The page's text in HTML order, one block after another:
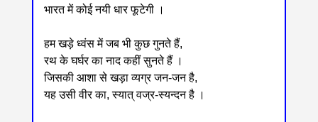
भारत में कोई नयी धार फूटेगी ।
हम खड़े ध्वंस में जब भी कुछ गुनते हैं,
रथ के घर्घर का नाद कहीं सुनते हैं ।
जिसकी आशा से खड़ा व्यग्र जन-जन है,
यह उसी वीर का, स्यात् वज्र-स्यन्दन है ।